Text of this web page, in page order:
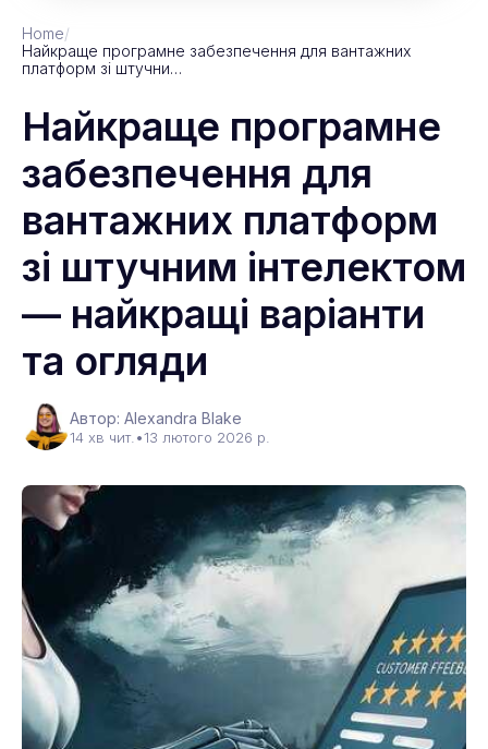
Home/
Найкраще програмне забезпечення для вантажних
платформ зі штучни…
Найкраще програмне
забезпечення для
вантажних платформ
зі штучним інтелектом
— найкращі варіанти
та огляди
Автор: Alexandra Blake
14 хв чит. •13 лютого 2026 р.